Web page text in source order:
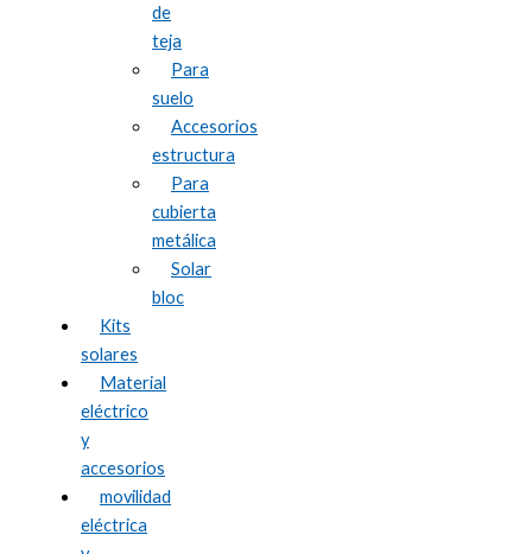
de
teja
Para
suelo
Accesorios
estructura
Para
cubierta
metálica
Solar
bloc
Kits
solares
Material
eléctrico
y
accesorios
movilidad
eléctrica